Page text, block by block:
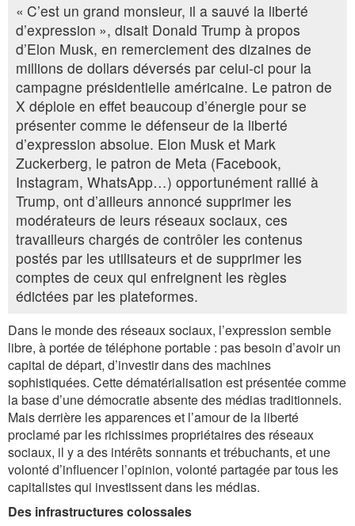
« C’est un grand monsieur, il a sauvé la liberté
d’expression », disait Donald Trump à propos
d’Elon Musk, en remerciement des dizaines de
millions de dollars déversés par celui-ci pour la
campagne présidentielle américaine. Le patron de
X déploie en effet beaucoup d’énergie pour se
présenter comme le défenseur de la liberté
d’expression absolue. Elon Musk et Mark
Zuckerberg, le patron de Meta (Facebook,
Instagram, WhatsApp…) opportunément rallié à
Trump, ont d’ailleurs annoncé supprimer les
modérateurs de leurs réseaux sociaux, ces
travailleurs chargés de contrôler les contenus
postés par les utilisateurs et de supprimer les
comptes de ceux qui enfreignent les règles
édictées par les plateformes.
Dans le monde des réseaux sociaux, l’expression semble
libre, à portée de téléphone portable : pas besoin d’avoir un
capital de départ, d’investir dans des machines
sophistiquées. Cette dématérialisation est présentée comme
la base d’une démocratie absente des médias traditionnels.
Mais derrière les apparences et l’amour de la liberté
proclamé par les richissimes propriétaires des réseaux
sociaux, il y a des intérêts sonnants et trébuchants, et une
volonté d’influencer l’opinion, volonté partagée par tous les
capitalistes qui investissent dans les médias.
Des infrastructures colossales